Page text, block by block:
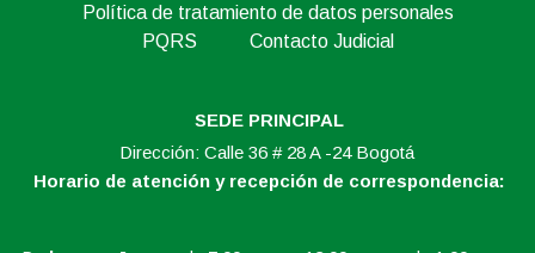
Política de tratamiento de datos personales
PQRS
Contacto Judicial
SEDE PRINCIPAL
Dirección: Calle 36 # 28 A -24 Bogotá
Horario de atención y recepción de correspondencia: